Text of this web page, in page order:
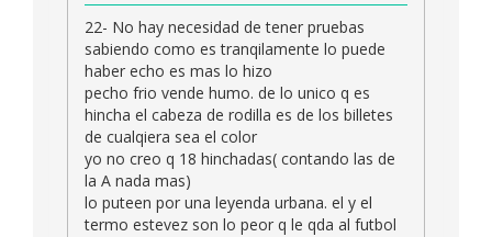
22- No hay necesidad de tener pruebas
sabiendo como es tranqilamente lo puede
haber echo es mas lo hizo
pecho frio vende humo. de lo unico q es
hincha el cabeza de rodilla es de los billetes
de cualqiera sea el color
yo no creo q 18 hinchadas( contando las de
la A nada mas)
lo puteen por una leyenda urbana. el y el
termo estevez son lo peor q le qda al futbol